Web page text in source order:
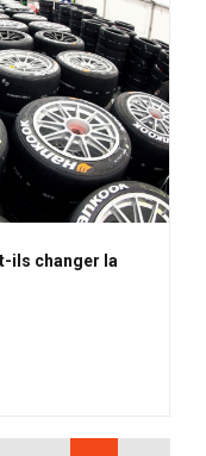
ils changer la